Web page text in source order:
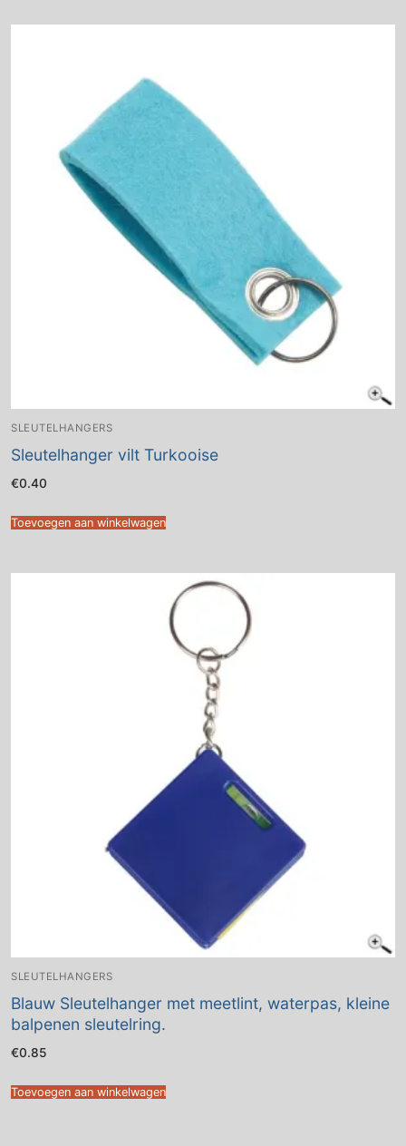
SLEUTELHANGERS
Sleutelhanger vilt Turkooise
€0.40
Toevoegen aan winkelwagen
SLEUTELHANGERS
Blauw Sleutelhanger met meetlint, waterpas, kleine
balpenen sleutelring.
€0.85
Toevoegen aan winkelwagen